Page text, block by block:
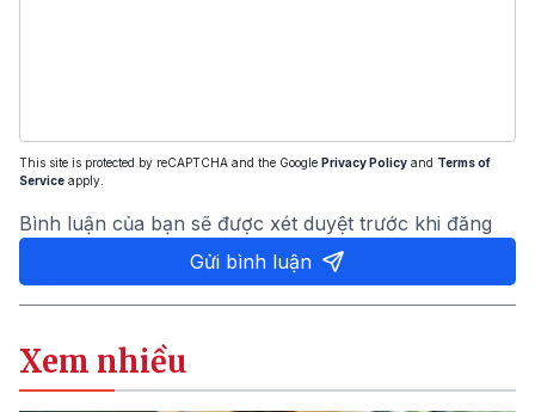
This site is protected by reCAPTCHA and the Google Privacy Policy and Terms of
Service apply.
Bình luận của bạn sẽ được xét duyệt trước khi đăng
Gửi bình luận
Xem nhiều